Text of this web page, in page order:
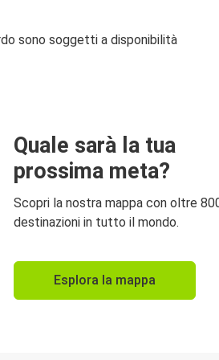
sono soggetti a disponibilità
Quale sarà la tua
prossima meta?
Scopri la nostra mappa con oltre
destinazioni in tutto il mondo.
Esplora la mappa